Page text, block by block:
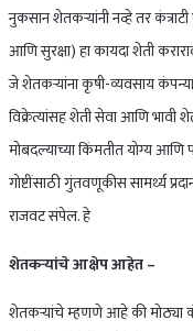
नुकसान शेतकऱ्यांनी नव्हे तर
आणि सुरक्षा) हा कायदा शेती
जे शेतकर्‍यांना कृषी-व्यवसाय कंपन्या,
विक्रेत्यांसह शेती सेवा आणि भावी
मोबदल्याच्या किंमतीत योग्य आणि
गोष्टींसाठी गुंतवणूकीस सामर्थ्य
राजवट संपेल. हे
शेतकऱ्यांचे आक्षेप आहेत –
शेतकऱ्यांचे म्हणणे आहे की मोठ्या